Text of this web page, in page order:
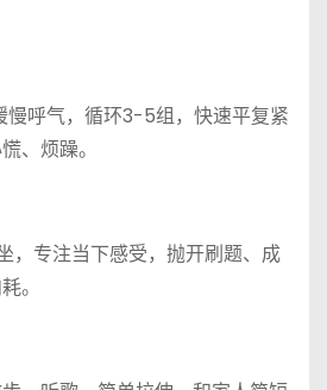
呼气，循环3-5组，快速平复紧
、烦躁。
，专注当下感受，抛开刷题、成
。